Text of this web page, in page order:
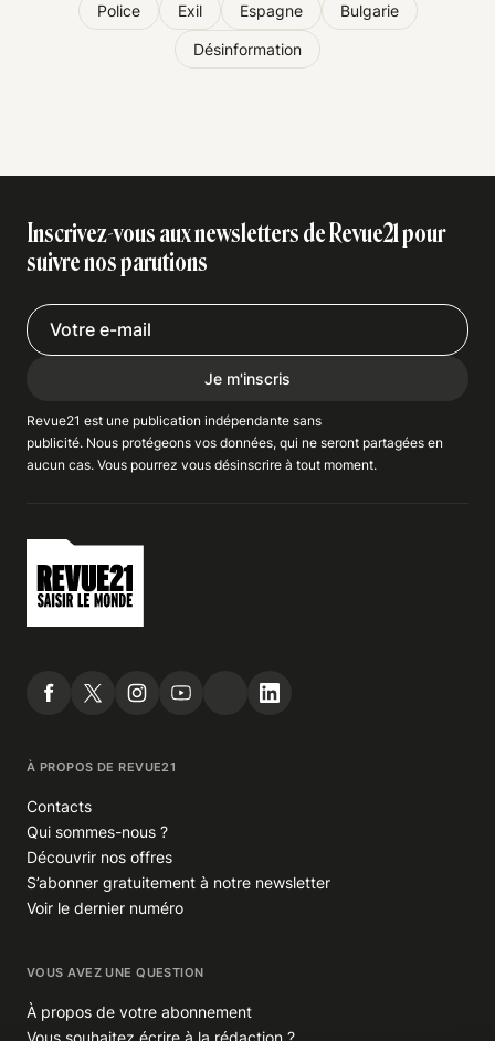
Police Exil Espagne Bulgarie
Désinformation
Inscrivez-vous aux newsletters de Revue21 pour
suivre nos parutions
Je m'inscris
Revue21 est une publication indépendante sans
publicité. Nous protégeons vos données, qui ne seront partagées en
aucun cas. Vous pourrez vous désinscrire à tout moment.
À PROPOS DE REVUE21
Contacts
Qui sommes-nous ?
Découvrir nos offres
S’abonner gratuitement à notre newsletter
Voir le dernier numéro
VOUS AVEZ UNE QUESTION
À propos de votre abonnement
Vous souhaitez écrire à la rédaction ?